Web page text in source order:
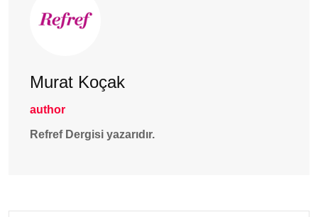
Murat Koçak
author
Refref Dergisi yazarıdır.